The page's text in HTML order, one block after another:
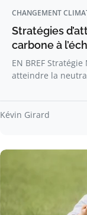
CHANGEMENT
Stratégies
carbone à
EN BREF
atteindre la
Kévin Girard